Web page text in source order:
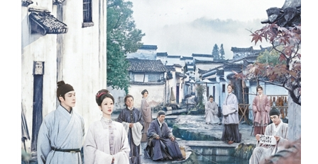
学术中国 乡村振兴 溯源中国
城市 旅游 会展
彩票 娱乐 时尚 悦读
公益 一带一路 亚太网 上市公司
文化产业